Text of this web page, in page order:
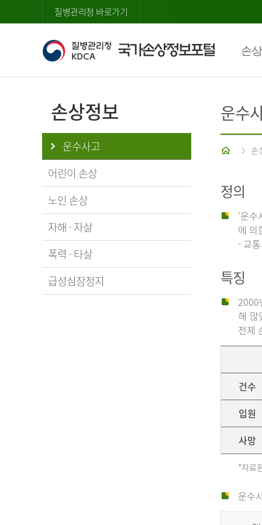
질병관리청 바로가기
손
손상정보
운수사고
어린이 손상
노인 손상
자해 · 자살
폭력 · 타살
급성심장정지
운수
홈 손
정의
‘운
에 의
- 교
특징
2000
해 많
전체
건수
입원
사망
*자료
운수